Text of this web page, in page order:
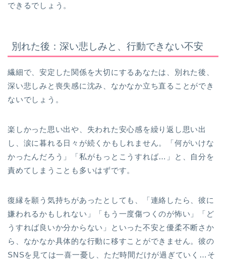
できるでしょう。
別れた後：深い悲しみと、行動できない不安
繊細で、安定した関係を大切にするあなたは、別れた後、
深い悲しみと喪失感に沈み、なかなか立ち直ることができ
ないでしょう。
楽しかった思い出や、失われた安心感を繰り返し思い出
し、涙に暮れる日々が続くかもしれません。「何がいけな
かったんだろう」「私がもっとこうすれば…」と、自分を
責めてしまうことも多いはずです。
復縁を願う気持ちがあったとしても、「連絡したら、彼に
嫌われるかもしれない」「もう一度傷つくのが怖い」「ど
うすれば良いか分からない」といった不安と優柔不断さか
ら、なかなか具体的な行動に移すことができません。彼の
SNSを見ては一喜一憂し、ただ時間だけが過ぎていく…そ